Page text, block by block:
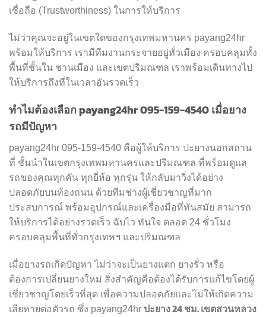
เชื่อถือ (Trustworthiness) ในการให้บริการ
ไม่ว่าคุณจะอยู่ในเขตใดของกรุงเทพมหานคร payang24hr
พร้อมให้บริการ เรามีทีมงานกระจายอยู่ทั่วเมือง ครอบคลุมทั้ง
พื้นที่ชั้นใน ชานเมือง และเขตปริมณฑล เราพร้อมเดินทางไป
ให้บริการถึงที่ในเวลาอันรวดเร็ว
ทำไมต้องเลือก payang24hr 095-159-4540 เมื่อยาง
รถมีปัญหา
payang24hr 095-159-4540 คือผู้ให้บริการ ปะยางนอกสถาน
ที่ ชั้นนำในเขตกรุงเทพมหานครและปริมณฑล ที่พร้อมดูแล
รถของคุณทุกคัน ทุกยี่ห้อ ทุกรุ่น ให้กลับมาวิ่งได้อย่าง
ปลอดภัยบนท้องถนน ด้วยทีมช่างผู้เชี่ยวชาญที่มาก
ประสบการณ์ พร้อมอุปกรณ์และเครื่องมือที่ทันสมัย สามารถ
ให้บริการได้อย่างรวดเร็ว ฉับไว ทันใจ ตลอด 24 ชั่วโมง
ครอบคลุมพื้นที่ทั่วกรุงเทพฯ และปริมณฑล
เมื่อยางรถเกิดปัญหา ไม่ว่าจะเป็นยางแตก ยางรั่ว หรือ
ต้องการเปลี่ยนยางใหม่ สิ่งสำคัญคือต้องได้รับการแก้ไขโดยผู้
เชี่ยวชาญโดยเร็วที่สุด เพื่อความปลอดภัยและไม่ให้เกิดความ
เสียหายต่อตัวรถ ซึ่ง payang24hr ปะยาง 24 ชม. เขตสวนหลวง